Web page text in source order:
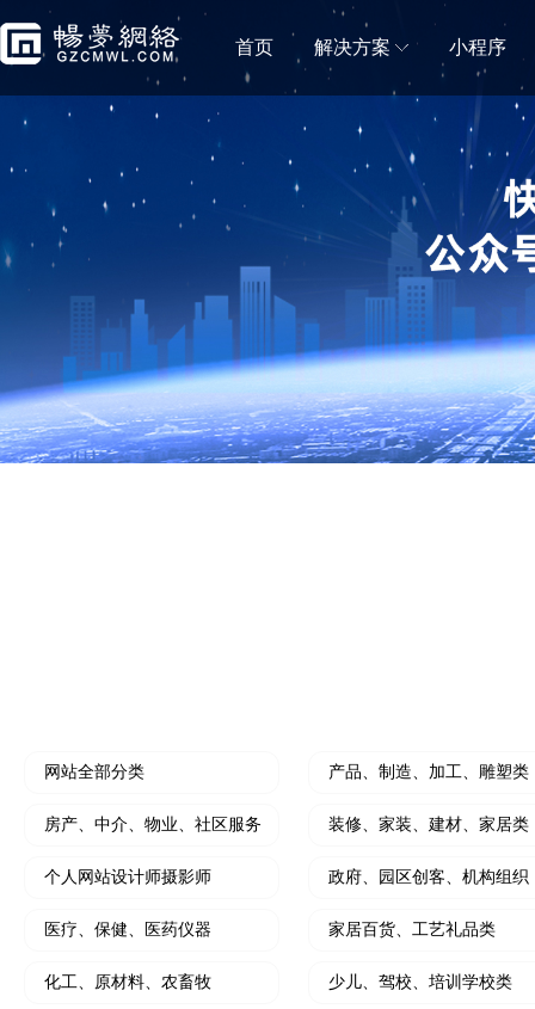
首页 解决方案
微信小程序商城
移动电商拼团分销砍价秒杀一样都不能少
微信小程序直播
小程序直播可助力
蛋糕店门店小程序
蛋糕门店构建新零售闭环
鲜花店小程序
鲜花门店移动营销
便利店小程序
新零售＋新门店，消费体验无缝衔接
生鲜门店小程序
生鲜门店构建社区
小程序
网站全部分类 产品、制造、加工、雕塑类
房产、中介、物业、社区服务 装修、家装、建材、家居类
个人网站设计师摄影师 政府、园区创客、机构组织
医疗、保健、医药仪器 家居百货、工艺礼品类
化工、原材料、农畜牧 少儿、驾校、培训学校类